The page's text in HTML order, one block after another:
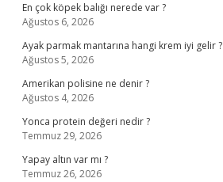
En çok köpek balığı nerede var ?
Ağustos 6, 2026
Ayak parmak mantarına hangi krem iyi gelir ?
Ağustos 5, 2026
Amerikan polisine ne denir ?
Ağustos 4, 2026
Yonca protein değeri nedir ?
Temmuz 29, 2026
Yapay altın var mı ?
Temmuz 26, 2026